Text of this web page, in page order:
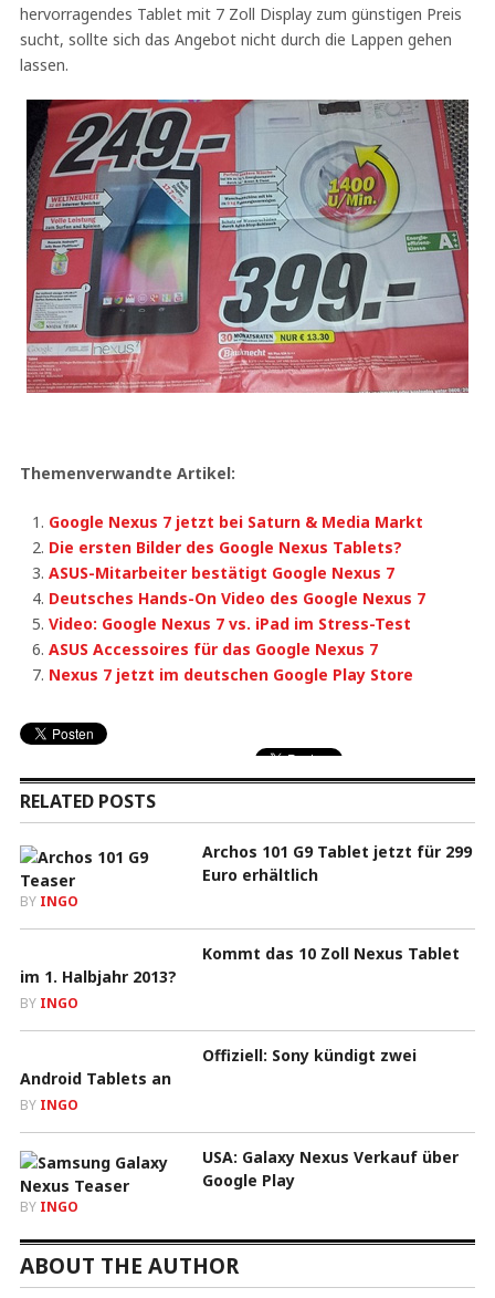
hervorragendes Tablet mit 7 Zoll Display zum günstigen Preis
sucht, sollte sich das Angebot nicht durch die Lappen gehen
lassen.
Themenverwandte Artikel:
Google Nexus 7 jetzt bei Saturn & Media Markt
Die ersten Bilder des Google Nexus Tablets?
ASUS-Mitarbeiter bestätigt Google Nexus 7
Deutsches Hands-On Video des Google Nexus 7
Video: Google Nexus 7 vs. iPad im Stress-Test
ASUS Accessoires für das Google Nexus 7
Nexus 7 jetzt im deutschen Google Play Store
RELATED POSTS
Archos 101 G9 Tablet jetzt für 299
Euro erhältlich
BY INGO
Kommt das 10 Zoll Nexus Tablet
im 1. Halbjahr 2013?
BY INGO
Offiziell: Sony kündigt zwei
Android Tablets an
BY INGO
USA: Galaxy Nexus Verkauf über
Google Play
BY INGO
ABOUT THE AUTHOR